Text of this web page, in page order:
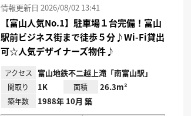
情報更新日 2026/08/02 13:41
【富山人気No.1】駐車場１台完備！富山
駅前ビジネス街まで徒歩５分♪Wi-Fi貸出
可☆人気デザイナーズ物件♪
アクセス 富山地鉄不二越上滝「南富山駅」
間取り 1K 面積 26.3m²
築年数 1988年 10月 築